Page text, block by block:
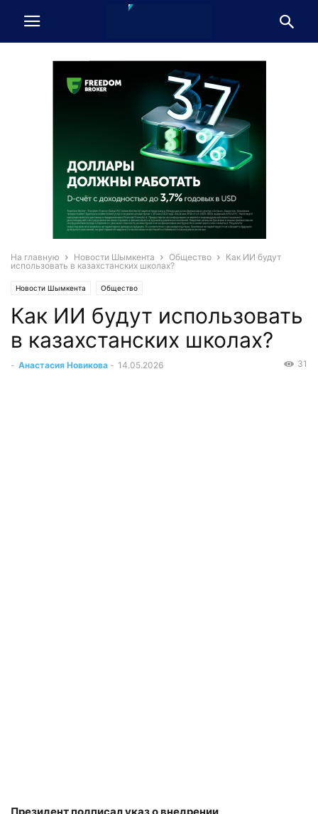
На главную Новости Шымкента Общество
Как ИИ будут
использовать в казахстанских школах?
Новости Шымкента Общество
Как ИИ будут использовать
в казахстанских школах?
- Анастасия Новикова - 14.05.2026 31